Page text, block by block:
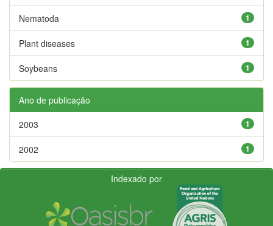
1
Nematoda
1
Plant diseases
1
Soybeans
Ano de publicação
1
2003
1
2002
Indexado por